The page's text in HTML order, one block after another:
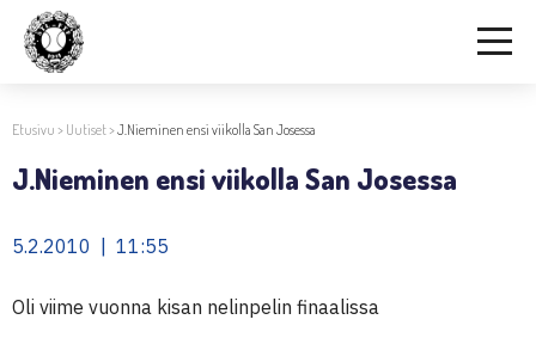
Etusivu > Uutiset>J.Nieminen ensi viikolla San Josessa
J.Nieminen ensi viikolla San Josessa
5.2.2010 | 11:55
Oli viime vuonna kisan nelinpelin finaalissa